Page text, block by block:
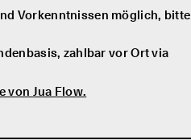
Vorkenntnissen möglich, bitte
zahlbar vor Ort via
von Jua Flow.